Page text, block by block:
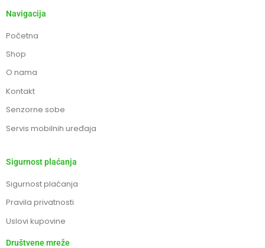
Navigacija
Početna
Shop
O nama
Kontakt
Senzorne sobe
Servis mobilnih uređaja
Sigurnost plaćanja
Sigurnost plaćanja
Pravila privatnosti
Uslovi kupovine
Društvene mreže